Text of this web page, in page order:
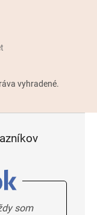
vyhradené.
som